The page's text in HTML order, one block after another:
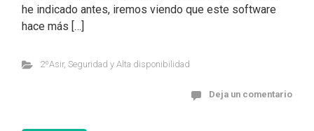
he indicado antes, iremos viendo que este software
hace más […]
2ºAsir, Seguridad y Alta disponibilidad
Deja un comentario